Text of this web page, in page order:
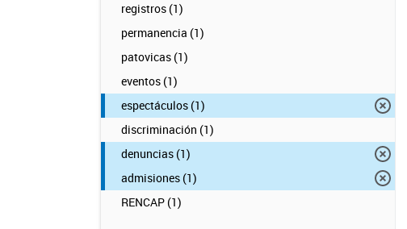
registros (1)
permanencia (1)
patovicas (1)
eventos (1)
espectáculos (1)
discriminación (1)
denuncias (1)
admisiones (1)
RENCAP (1)